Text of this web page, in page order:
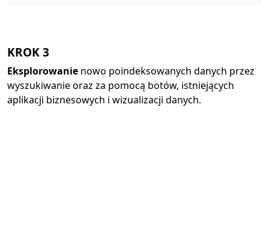
KROK 3
Eksplorowanie nowo poindeksowanych danych przez
wyszukiwanie oraz za pomocą botów, istniejących
aplikacji biznesowych i wizualizacji danych.